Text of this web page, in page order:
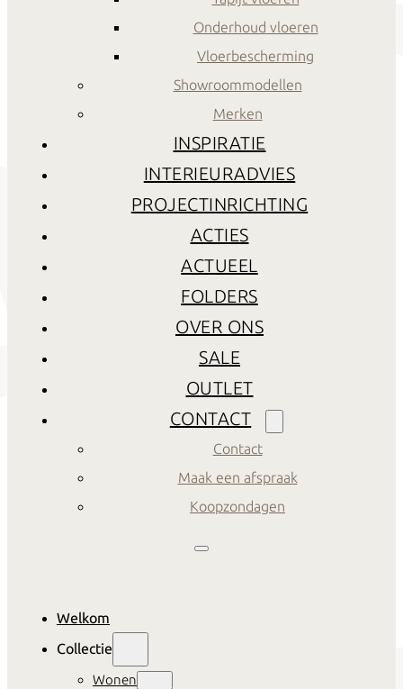
Onderhoud vloeren
Vloerbescherming
Showroommodellen
Merken
INSPIRATIE
INTERIEURADVIES
PROJECTINRICHTING
ACTIES
ACTUEEL
FOLDERS
OVER ONS
SALE
OUTLET
CONTACT
Contact
Maak een afspraak
Koopzondagen
Welkom
Collectie
Wonen